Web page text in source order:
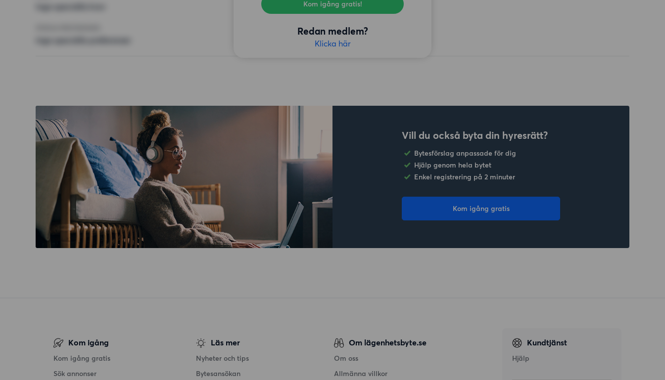
Kom igång gratis!
Redan medlem?
Klicka här
Vill du också byta din hyresrätt?
Bytesförslag anpassade för dig
Hjälp genom hela bytet
Enkel registrering på 2 minuter
Kom igång gratis
Kom igång
Kom igång gratis
Sök annonser
Läs mer
Nyheter och tips
Bytesansökan
Om lägenhetsbyte.se
Om oss
Allmänna villkor
Kundtjänst
Hjälp